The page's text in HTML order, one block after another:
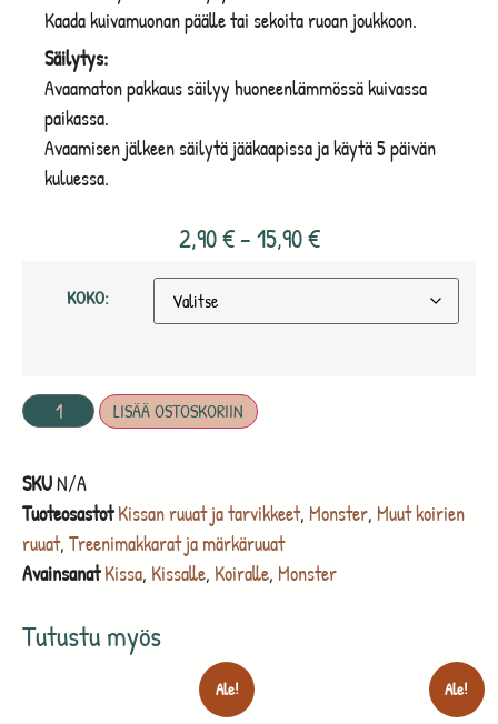
Tutustu myös
Ale! Ale!
Kaada kuivamuonan päälle tai sekoita ruoan joukkoon.
Säilytys:
Avaamaton pakkaus säilyy huoneenlämmössä kuivassa
paikassa.
Avaamisen jälkeen säilytä jääkaapissa ja käytä 5 päivän
kuluessa.
2,90€ –15,90€
KOKO:
LISÄÄ OSTOSKORIIN
SKUN/A
Tuoteosastot Kissan ruuat ja tarvikkeet, Monster, Muut koirien
ruuat, Treenimakkarat ja märkäruuat
Avainsanat Kissa, Kissalle, Koiralle, Monster